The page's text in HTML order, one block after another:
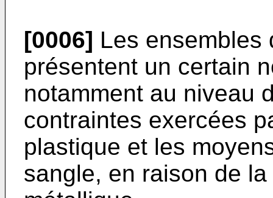
[0006] Les ensembles
présentent un certain
notamment au niveau
contraintes exercées
plastique et les
sangle, en raison de